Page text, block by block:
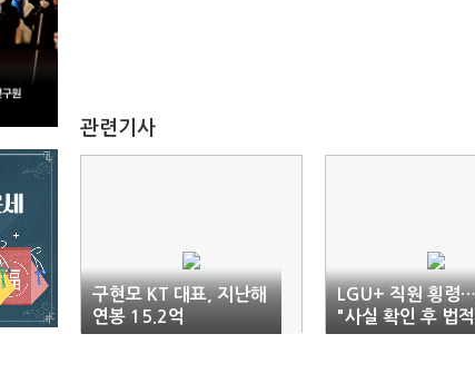
관련기사
구현모 KT 대표, 지난해
연봉 15.2억
LGU+ 직원 횡령
"사실 확인 후 법
치"